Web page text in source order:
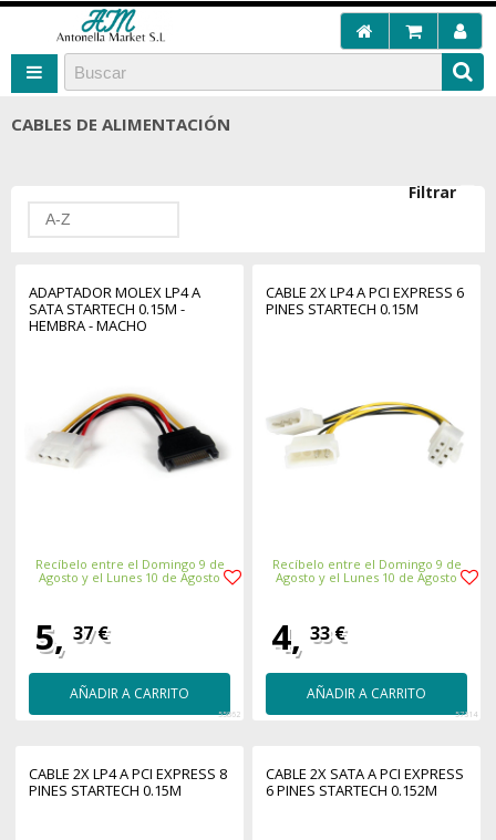
CABLES DE ALIMENTACIÓN
Filtrar
A-Z
ADAPTADOR MOLEX LP4 A
SATA STARTECH 0.15M -
HEMBRA - MACHO
Recíbelo entre el Domingo 9 de
Agosto y el Lunes 10 de Agosto
5, 37 €
AÑADIR A CARRITO
55862
CABLE 2X LP4 A PCI EXPRESS 6
PINES STARTECH 0.15M
Recíbelo entre el Domingo 9 de
Agosto y el Lunes 10 de Agosto
4, 33 €
AÑADIR A CARRITO
57314
CABLE 2X LP4 A PCI EXPRESS 8
PINES STARTECH 0.15M
CABLE 2X SATA A PCI EXPRESS
6 PINES STARTECH 0.152M